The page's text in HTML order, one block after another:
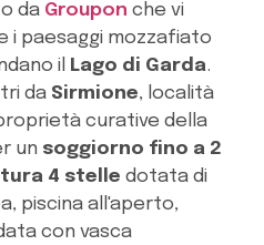
da Groupon che vi
i paesaggi mozzafiato
il
Lago di Garda.
da Sirmione, località
curative della
un soggiorno fino a 2
4 stelle dotata di
piscina all'aperto,
con vasca